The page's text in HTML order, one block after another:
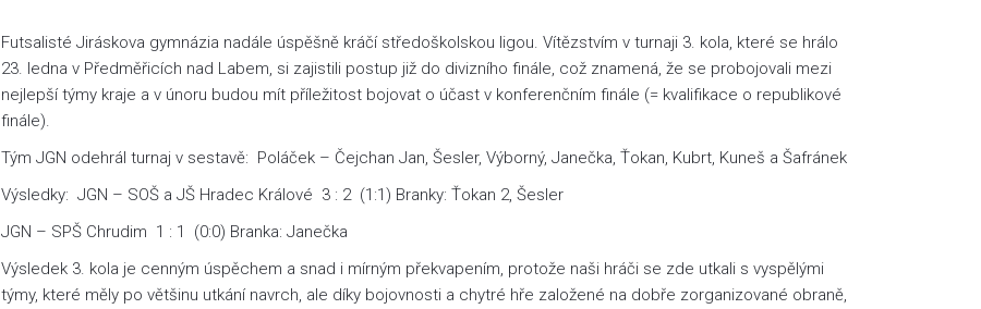
Futsalisté Jiráskova gymnázia nadále úspěšně kráčí středoškolskou ligou. Vítězstvím v turnaji 3. kola, které se hrálo
23. ledna v Předměřicích nad Labem, si zajistili postup již do divizního finále, což znamená, že se probojovali mezi
nejlepší týmy kraje a v únoru budou mít příležitost bojovat o účast v konferenčním finále (= kvalifikace o republikové
finále).
Tým JGN odehrál turnaj v sestavě: Poláček – Čejchan Jan, Šesler, Výborný, Janečka, Ťokan, Kubrt, Kuneš a Šafránek
Výsledky: JGN – SOŠ a JŠ Hradec Králové 3 : 2 (1:1) Branky: Ťokan 2, Šesler
JGN – SPŠ Chrudim 1 : 1 (0:0) Branka: Janečka
Výsledek 3. kola je cenným úspěchem a snad i mírným překvapením, protože naši hráči se zde utkali s vyspělými
týmy, které měly po většinu utkání navrch, ale díky bojovnosti a chytré hře založené na dobře zorganizované obraně,